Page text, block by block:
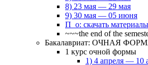
8) 23 мая — 29 мая
9) 30 мая — 05 июня
П_о: скачать
~~~the end of the
Бакалавриат: ОЧНАЯ
1 курс очной формы
1) 4 апреля — 10